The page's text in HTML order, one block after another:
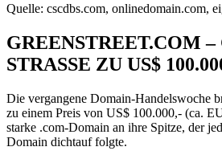
Quelle: cscdbs.com, onlinedomain.com,
GREENSTREET.COM –
STRASSE ZU US$
Die vergangene Domain-Handelswoche
zu einem Preis von US$ 100.000,- (ca.
starke .com-Domain an ihre Spitze, der
Domain dichtauf folgte.